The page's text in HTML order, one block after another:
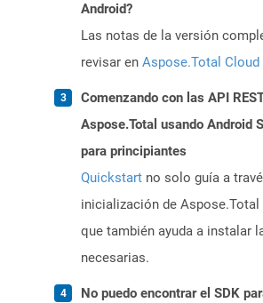
Android?
Las notas de la versión
revisar en Aspose.Total
Comenzando con las API
Aspose.Total usando Android
para principiantes
Quickstart no solo guía a
inicialización de Aspose.Total
que también ayuda a instalar
necesarias.
No puedo encontrar el SDK